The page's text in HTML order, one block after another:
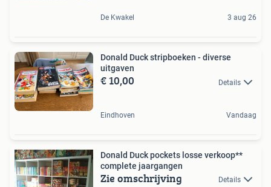
De Kwakel 3 aug 26
Donald Duck stripboeken - diverse
uitgaven
€ 10,00 Details
Eindhoven Vandaag
Donald Duck pockets losse verkoop**
complete jaargangen
Zie omschrijving Details